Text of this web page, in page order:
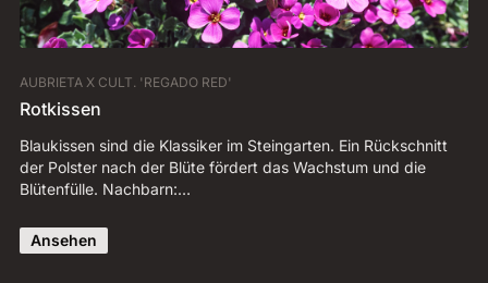
AUBRIETA X CULT. 'REGADO RED'
Rotkissen
Blaukissen sind die Klassiker im Steingarten. Ein Rückschnitt
der Polster nach der Blüte fördert das Wachstum und die
Blütenfülle. Nachbarn:…
Ansehen